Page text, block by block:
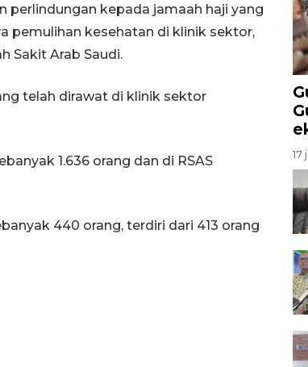
perlindungan kepada jamaah haji yang
pemulihan kesehatan di klinik sektor,
Sakit Arab Saudi.
telah dirawat di klinik sektor
1.636 orang dan di RSAS
440 orang, terdiri dari 413 orang
17